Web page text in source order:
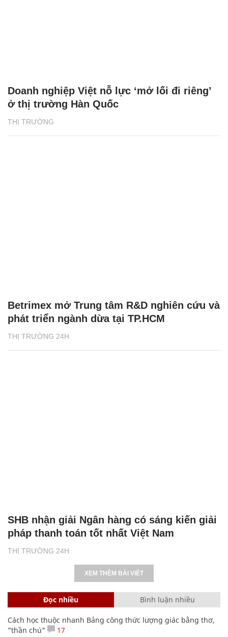
THỊ TRƯỜNG
Doanh nghiệp Việt nỗ lực ‘mở lối đi riêng’
ở thị trường Hàn Quốc
THỊ TRƯỜNG 24H
Betrimex mở Trung tâm R&D nghiên cứu và
phát triển ngành dừa tại TP.HCM
THỊ TRƯỜNG 24H
SHB nhận giải Ngân hàng có sáng kiến giải
pháp thanh toán tốt nhất Việt Nam
XEM THÊM BÀI VIẾT
Đọc nhiều Bình luận nhiều
Cách học thuộc nhanh Bảng công thức lượng giác bằng thơ,
"thần chú"
17